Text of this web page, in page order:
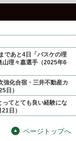
であと4日「バスケの理
山理々嘉選手（2025年6
強化合宿・三井不動産カ
日）
ってとても良い経験にな
日）
ページトップへ